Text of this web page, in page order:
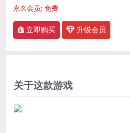
永久会员: 免费
立即购买 升级会员
关于这款游戏